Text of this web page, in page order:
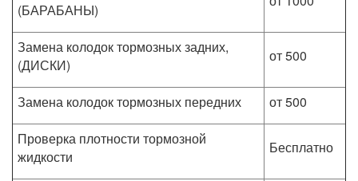
(БАРАБАНЫ)
Замена колодок тормозных задних,
(ДИСКИ)
от 500
Замена колодок тормозных передних
от 500
Проверка плотности тормозной
жидкости
Бесплатно